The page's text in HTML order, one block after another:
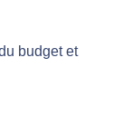
budget et